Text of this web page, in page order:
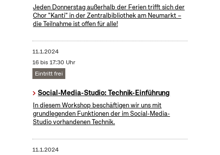
Jeden Donnerstag außerhalb der Ferien trifft sich der
Chor "Kanti" in der Zentralbibliothek am Neumarkt –
die Teilnahme ist offen für alle!
11.1.2024
16 bis 17:30 Uhr
Eintritt frei
Social-Media-Studio: Technik-Einführung
In diesem Workshop beschäftigen wir uns mit
grundlegenden Funktionen der im Social-Media-
Studio vorhandenen Technik.
11.1.2024